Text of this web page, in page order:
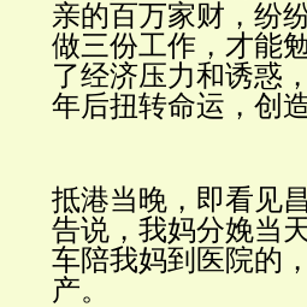
亲的百万家财，纷
做三份工作，才能
了经济压力和诱惑
年后扭转命运，创
抵港当晚，即看见
告说，我妈分娩当
车陪我妈到医院的
产。